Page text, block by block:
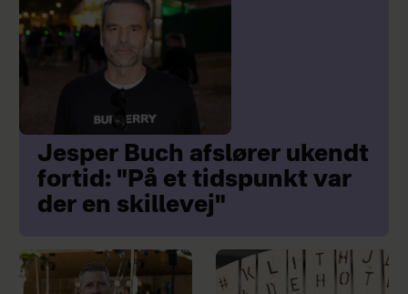
Jesper Buch afslører ukendt
fortid: "På et tidspunkt var
der en skillevej"